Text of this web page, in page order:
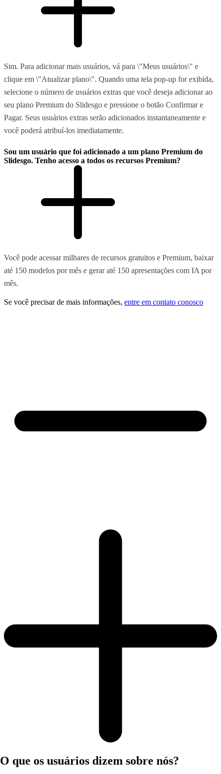
Sim. Para adicionar mais usuários, vá para \"Meus usuários\" e
clique em \"Atualizar plano\". Quando uma tela pop-up for exibida,
selecione o número de usuários extras que você deseja adicionar ao
seu plano Premium do Slidesgo e pressione o botão Confirmar e
Pagar. Seus usuários extras serão adicionados instantaneamente e
você poderá atribuí-los imediatamente.
Sou um usuário que foi adicionado a um plano Premium do
Slidesgo. Tenho acesso a todos os recursos Premium?
Você pode acessar milhares de recursos gratuitos e Premium, baixar
até 150 modelos por mês e gerar até 150 apresentações com IA por
mês.
Se você precisar de mais informações, entre em contato conosco
O que os usuários dizem sobre nós?